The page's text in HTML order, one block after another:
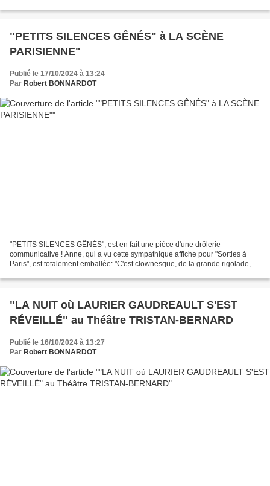
"PETITS SILENCES GÊNÉS" à LA SCÈNE
PARISIENNE"
Publié le 17/10/2024 à 13:24
Par Robert BONNARDOT
"PETITS SILENCES GÊNÉS", est en fait une pièce d'une drôlerie
communicative ! Anne, qui a vu cette sympathique affiche pour "Sorties à
Paris", est totalement emballée: "C'est clownesque, de la grande rigolade,
"LA NUIT où LAURIER GAUDREAULT S'EST
RÉVEILLÉ" au Théâtre TRISTAN-BERNARD
Publié le 16/10/2024 à 13:27
Par Robert BONNARDOT